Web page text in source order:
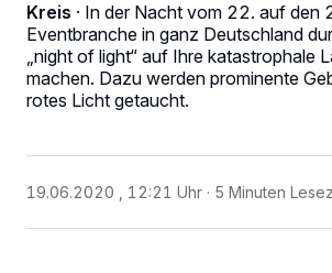
Kreis · In der Nacht vom 22. auf den
Eventbranche in ganz Deutschland
„night of light“ auf Ihre katastrophale
machen. Dazu werden prominente
rotes Licht getaucht.
19.06.2020 , 12:21 Uhr 5 Minuten